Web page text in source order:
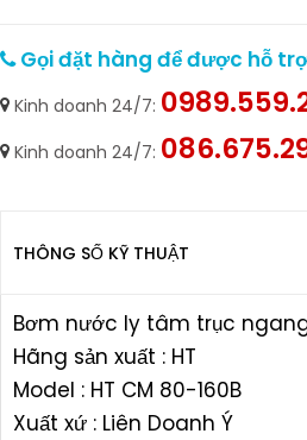
Gọi đặt hàng để được hỗ
Kinh doanh 24/7:
Kinh doanh 24/7:
THÔNG SỐ KỸ THUẬT
Bơm nước ly tâm trục ngang
Hãng sản xuất : HT
Model : HT CM 80-160B
Xuất xứ : Liên Doanh Ý